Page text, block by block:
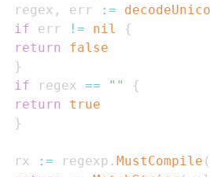
regex , err :=
if err != nil
{
return
false
}
if regex == ""
{
return
true
}
rx := regexp . MustCompile (